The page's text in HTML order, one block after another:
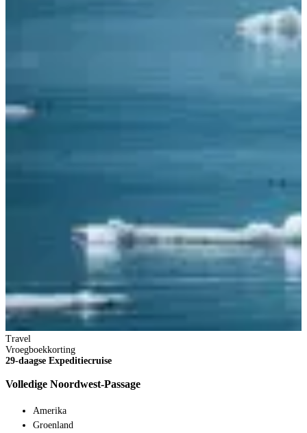
Travel
Vroegboekkorting
29-daagse Expeditiecruise
Volledige Noordwest-Passage
Amerika
Groenland